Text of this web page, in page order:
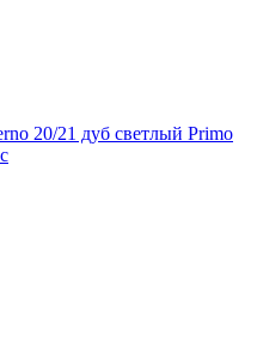
20/21 дуб светлый Primo